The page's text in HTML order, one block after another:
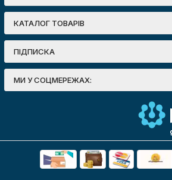
КАТАЛОГ ТОВАРІВ
ПІДПИСКА
МИ У СОЦМЕРЕЖАХ: